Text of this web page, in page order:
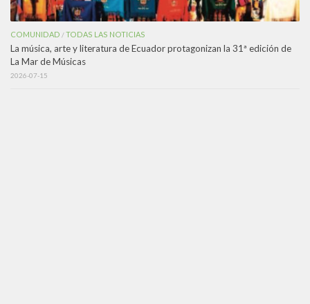
COMUNIDAD /TODAS LAS NOTICIAS
La música, arte y literatura de Ecuador protagonizan la 31ª edición de
La Mar de Músicas
2026-07-15